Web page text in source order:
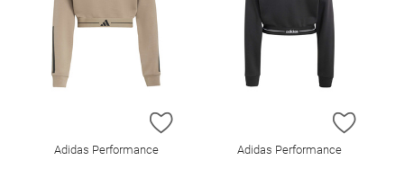
ZUR WUNSCHLISTE HINZUFÜGEN
Adidas Performance
ZUR
Adidas Performance